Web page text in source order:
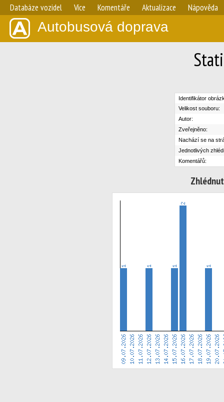
Databáze vozidel Více Komentáře Aktualizace Nápověda
Autobusová doprava
Identifikátor
Velikost souboru:
Autor:
Zveřejněno:
Nachází se na
Jednotlivých
Komentářů: